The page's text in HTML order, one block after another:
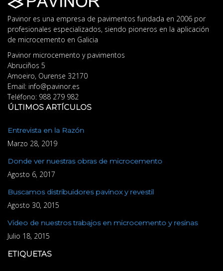
Pavinor es una empresa de pavimentos fundada en 2006 por
profesionales especializados, siendo pioneros en la aplicación
de microcemento en Galicia
Pavinor microcemento y pavimentos
Abruciños 5
Amoeiro, Ourense 32170
Email: info@pavinor.es
Teléfono: 988 279 982
ÚLTIMOS ARTÍCULOS
Entrevista en la Razón
Marzo 28, 2019
Donde ver nuestras obras de microcemento
Agosto 6, 2017
Buscamos distribuidores pavinox y revestil
Agosto 30, 2015
Video de nuestros trabajos en microcemento y resinas
Julio 18, 2015
ETIQUETAS